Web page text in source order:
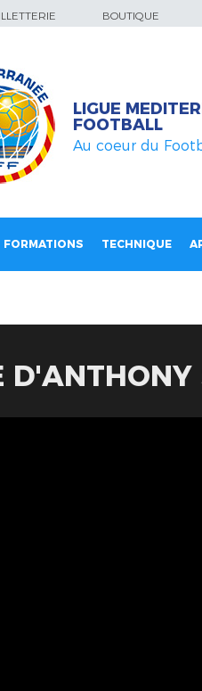
BOUTIQUE
LIGUE
FOOTBALL
Au coeur du
FORMATIONS TECHNIQUE